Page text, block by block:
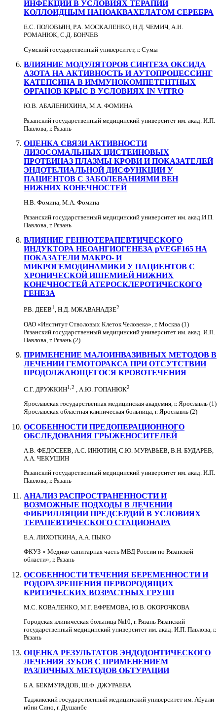
ИНФЕКЦИИ В УСЛОВИЯХ ТЕРАПИИ
КОЛЛОИДНЫМ НАНОАКВАХЕЛАТОМ СЕРЕБРА
Е.С. ПОЛОВЬЯН, Р.А. МОСКАЛЕНКО, Н.Д. ЧЕМИЧ, А.Н.
РОМАНЮК, С.Д. БОНЧЕВ
Сумский государственный университет, г. Сумы
ВЛИЯНИЕ МОДУЛЯТОРОВ СИНТЕЗА ОКСИДА
АЗОТА НА АКТИВНОСТЬ И АУТОПРОЦЕССИНГ
КАТЕПСИНА В ИММУНОКОМПЕТЕНТНЫХ
ОРГАНОВ КРЫС В УСЛОВИЯХ IN VITRO
Ю.В. АБАЛЕНИХИНА, М.А. ФОМИНА
Рязанский государственный медицинский университет им. акад. И.П.
Павлова, г. Рязань
ОЦЕНКА СВЯЗИ АКТИВНОСТИ
ЛИЗОСОМАЛЬНЫХ ЦИСТЕИНОВЫХ
ПРОТЕИНАЗ ПЛАЗМЫ КРОВИ И ПОКАЗАТЕЛЕЙ
ЭНДОТЕЛИАЛЬНОЙ ДИСФУНКЦИИ У
ПАЦИЕНТОВ С ЗАБОЛЕВАНИЯМИ ВЕН
НИЖНИХ КОНЕЧНОСТЕЙ
Н.В. Фомина, М.А. Фомина
Рязанский государственный медицинский университет им. акад.И.П.
Павлова, г. Рязань
ВЛИЯНИЕ ГЕННОТЕРАПЕВТИЧЕСКОГО
ИНДУКТОРА НЕОАНГИОГЕНЕЗА pVEGF165 НА
ПОКАЗАТЕЛИ МАКРО- И
МИКРОГЕМОДИНАМИКИ У ПАЦИЕНТОВ С
ХРОНИЧЕСКОЙ ИШЕМИЕЙ НИЖНИХ
КОНЕЧНОСТЕЙ АТЕРОСКЛЕРОТИЧЕСКОГО
ГЕНЕЗА
Р.В. ДЕЕВ1 , Н.Д. МЖАВАНАДЗЕ2
ОАО «Институт Стволовых Клеток Человека», г. Москва (1)
Рязанский государственный медицинский университет им. акад. И.П.
Павлова, г. Рязань (2)
ПРИМЕНЕНИЕ МАЛОИНВАЗИВНЫХ МЕТОДОВ В
ЛЕЧЕНИИ ГЕМОТОРАКСА ПРИ ОТСУТСТВИИ
ПРОДОЛЖАЮЩЕГОСЯ КРОВОТЕЧЕНИЯ
С.Г. ДРУЖКИН1,2 , А.Ю. ГОПАНЮК2
Ярославская государственная медицинская академия, г. Ярославль (1)
Ярославская областная клиническая больница, г. Ярославль (2)
ОСОБЕННОСТИ ПРЕДОПЕРАЦИОННОГО
ОБСЛЕДОВАНИЯ ГРЫЖЕНОСИТЕЛЕЙ
А.В. ФЕДОСЕЕВ, А.С. ИНЮТИН, С.Ю. МУРАВЬЕВ, В.Н. БУДАРЕВ,
А.А. ЧЕКУШИН
Рязанский государственный медицинский университет им. акад. И.П.
Павлова, г. Рязань
АНАЛИЗ РАСПРОСТРАНЕННОСТИ И
ВОЗМОЖНЫЕ ПОДХОДЫ В ЛЕЧЕНИИ
ФИБРИЛЛЯЦИИ ПРЕДСЕРДИЙ В УСЛОВИЯХ
ТЕРАПЕВТИЧЕСКОГО СТАЦИОНАРА
Е.А. ЛИХОТКИНА, А.А. ПЫКО
ФКУЗ « Медико-санитарная часть МВД России по Рязанской
области», г. Рязань
ОСОБЕННОСТИ ТЕЧЕНИЯ БЕРЕМЕННОСТИ И
РОДОРАЗРЕШЕНИЯ ПЕРВОРОДЯЩИХ
КРИТИЧЕСКИХ ВОЗРАСТНЫХ ГРУПП
М.С. КОВАЛЕНКО, М.Г. ЕФРЕМОВА, Ю.В. ОКОРОЧКОВА
Городская клиническая больница №10, г. Рязань Рязанский
государственный медицинский университет им. акад. И.П. Павлова, г.
Рязань
ОЦЕНКА РЕЗУЛЬТАТОВ ЭНДОДОНТИЧЕСКОГО
ЛЕЧЕНИЯ ЗУБОВ С ПРИМЕНЕНИЕМ
РАЗЛИЧНЫХ МЕТОДОВ ОБТУРАЦИИ
Б.А. БЕКМУРАДОВ, Ш.Ф. ДЖУРАЕВА
Таджикский государственный медицинский университет им. Абуали
ибни Сино, г. Душанбе